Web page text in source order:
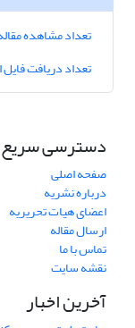
تعداد مشاهده
تعداد دریافت
دسترسی سریع
صفحه اصلی
درباره نشریه
اعضای هیات تحریریه
ارسال مقاله
تماس با ما
نقشه سایت
آخرین اخبار